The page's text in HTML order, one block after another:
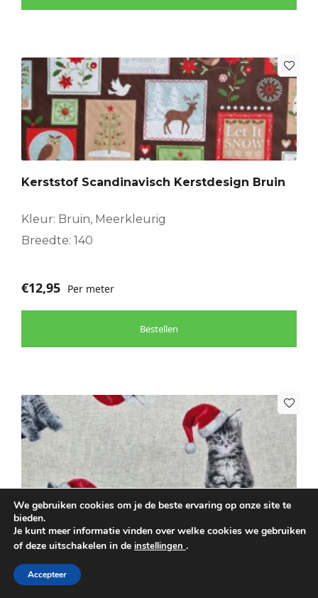
Kerststof Scandinavisch Kerstdesign Bruin
Kleur: Bruin, Meerkleurig
Breedte: 140
€12,95 Per meter
Bestellen
Kerststof met Kerstpoesen
Breedte: 140
We gebruiken cookies om je de beste ervaring op onze site te
bieden.
Je kunt meer informatie vinden over welke cookies we gebruiken
of deze uitschakelen in de instellingen .
Accepteer